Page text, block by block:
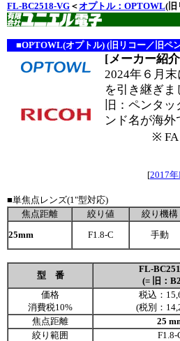
FL-BC2518-VG ＜オプトル：OPTOWL(旧
■OPTOWL(オプトル) (旧リコー／旧ペ
[メーカー紹
2024年６月
を引き継ぎま
旧：ペンタ
ンド名が海外
※ FAレン
[2017
■単焦点レンズ(1"型対応)
焦点距離
絞り値 絞り機構
25mm
F1.8-C 手動
型 番
FL-
(= 旧：
価格
消費税10%
税込：
(税別：
焦点距離
25
絞り範囲
F1.8-